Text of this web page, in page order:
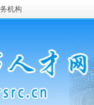
机构